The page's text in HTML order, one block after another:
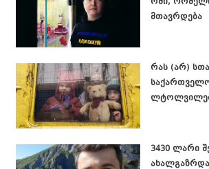
მთავრდება
რას (არ)
3430 ლარი